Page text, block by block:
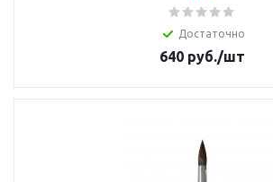
Достаточно
640 руб./шт